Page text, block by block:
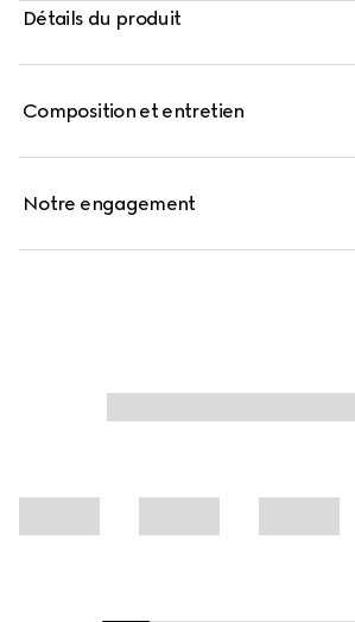
Détails du produit
Composition et entretien
Notre engagement